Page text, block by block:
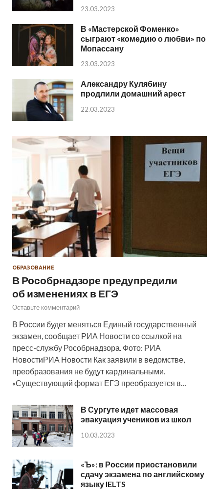
23.03.2023
В «Мастерской Фоменко»
сыграют «комедию о любви» по
Мопассану
23.03.2023
Александру Кулябину
продлили домашний арест
22.03.2023
ОБРАЗОВАНИЕ
В Рособрнадзоре предупредили
об изменениях в ЕГЭ
Оставьте комментарий
В России будет меняться Единый государственный
экзамен, сообщает РИА Новости со ссылкой на
пресс-службу Рособрнадзора. Фото: РИА
НовостиРИА Новости Как заявили в ведомстве,
преобразования не будут кардинальными.
«Существующий формат ЕГЭ преобразуется в…
В Сургуте идет массовая
эвакуация учеников из школ
10.03.2023
«Ъ»: в России приостановили
сдачу экзамена по английскому
языку IELTS